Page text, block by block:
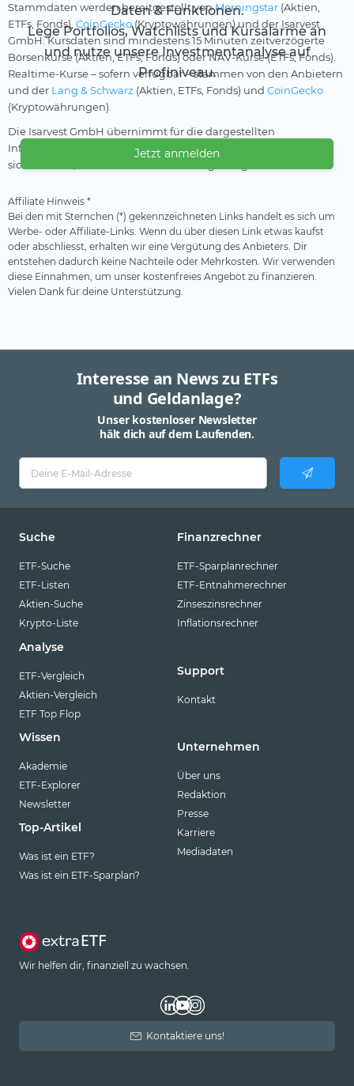
Daten & Funktionen.
Lege Portfolios, Watchlists und Kursalarme an
und nutze unsere Investmentanalyse auf
Profiniveau.
Jetzt anmelden
Stammdaten werden bereitgestellt vonMorningstar (Aktien,
ETFs, Fonds), CoinGecko(Kryptowährungen) und der Isarvest
GmbH. Kursdaten sind mindestens 15 Minuten zeitverzögerte
Börsenkurse (Aktien, ETFs, Fonds) oder NAV-Kurse (ETFs, Fonds).
Realtime-Kurse – sofern verfügbar – stammen von den Anbietern
und der Lang & Schwarz (Aktien, ETFs, Fonds) und CoinGecko
(Kryptowährungen).
Die Isarvest GmbH übernimmt für die dargestellten
Informationen keine Gewährleistung und kann nicht
sicherstellen, dass die Daten vollständig und genau sind.
Affiliate Hinweis *
Bei den mit Sternchen (*) gekennzeichneten Links handelt es sich um
Werbe- oder Affiliate-Links. Wenn du über diesen Link etwas kaufst
oder abschliesst, erhalten wir eine Vergütung des Anbieters. Dir
entstehen dadurch keine Nachteile oder Mehrkosten. Wir verwenden
diese Einnahmen, um unser kostenfreies Angebot zu finanzieren.
Vielen Dank für deine Unterstützung.
Interesse an News zu ETFs
und Geldanlage?
Unser kostenloser Newsletter
hält dich auf dem Laufenden.
Suche
ETF-Suche
ETF-Listen
Aktien-Suche
Krypto-Liste
Analyse
ETF-Vergleich
Aktien-Vergleich
ETF Top Flop
Wissen
Akademie
ETF-Explorer
Newsletter
Top-Artikel
Was ist ein ETF?
Was ist ein ETF-Sparplan?
Finanzrechner
ETF-Sparplanrechner
ETF-Entnahmerechner
Zinseszinsrechner
Inflationsrechner
Support
Kontakt
Unternehmen
Über uns
Redaktion
Presse
Karriere
Mediadaten
Wir helfen dir, finanziell zu wachsen.
Kontaktiere uns!